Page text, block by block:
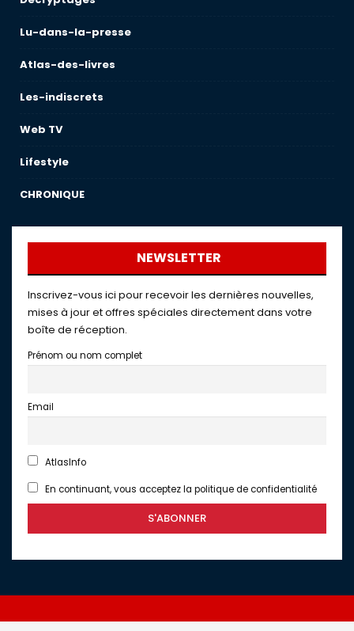
Lu-dans-la-presse
Atlas-des-livres
Les-indiscrets
Web TV
Lifestyle
CHRONIQUE
NEWSLETTER
Inscrivez-vous ici pour recevoir les dernières nouvelles,
mises à jour et offres spéciales directement dans votre
boîte de réception.
Prénom ou nom complet
Email
AtlasInfo
En continuant, vous acceptez la politique de confidentialité